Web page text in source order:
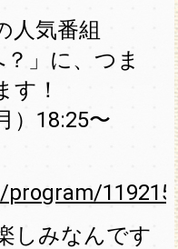
人気番組
？」に、つま
す！
）18:25〜
しみなんです